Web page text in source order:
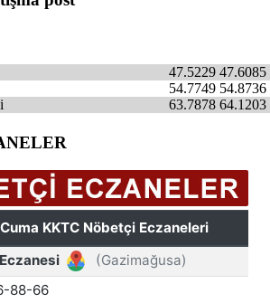
47.6085
47.5229
54.8736
54.7749
64.1203
63.7878